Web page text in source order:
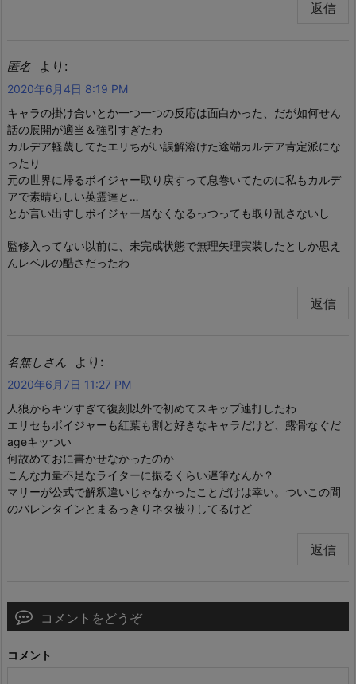
返信
匿名 より:
2020年6月4日 8:19 PM
キャラの掛け合いとか一つ一つの反応は面白かった、だが如何せん
話の展開が適当＆強引すぎたわ
カルデア軽蔑してたエリちがい誤解溶けた途端カルデア肯定派にな
ったり
元の世界に帰るボイジャー取り戻すって息巻いてたのに私もカルデ
アで素晴らしい英霊達と…
とか言い出すしボイジャー居なくなるっつっても取り乱さないし
監修入ってない以前に、未完成状態で無理矢理実装したとしか思え
んレベルの酷さだったわ
返信
名無しさん より:
2020年6月7日 11:27 PM
人狼からキツすぎて復刻以外で初めてスキップ連打したわ
エリセもボイジャーも紅葉も割と好きなキャラだけど、露骨なぐだ
ageキッつい
何故めておに書かせなかったのか
こんな力量不足なライターに振るくらい遅筆なんか？
マリーが公式で解釈違いじゃなかったことだけは幸い。ついこの間
のバレンタインとまるっきりネタ被りしてるけど
返信
コメントをどうぞ
コメント